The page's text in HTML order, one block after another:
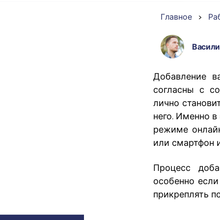
Главное >
Добавление
согласны с
лично
него. Именно
режиме
или смартфон
Процесс
особенно
прикреплять